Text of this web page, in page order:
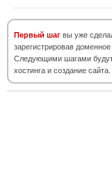
Первый шаг вы уже
зарегистрировав доменное
Следующими шагами будут
хостинга и создание сайта.